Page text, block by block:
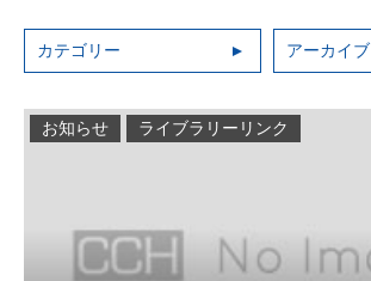
カテゴリー アーカイブ
お知らせ ライブラリーリンク